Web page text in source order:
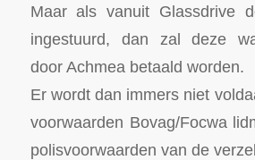
Maar als vanuit Glassdrive
ingestuurd, dan zal deze
door Achmea betaald worden.
Er wordt dan immers niet
voorwaarden Bovag/Focwa
polisvoorwaarden van de